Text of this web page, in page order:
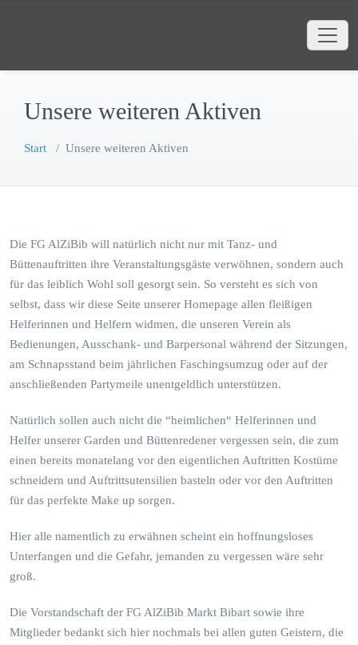
Webauftritt der Faschingsgesellschaft
AlZiBib Markt Bibart e.V.
Unsere weiteren Aktiven
Start / Unsere weiteren Aktiven
Die FG AlZiBib will natürlich nicht nur mit Tanz- und
Büttenauftritten ihre Veranstaltungsgäste verwöhnen, sondern auch
für das leiblich Wohl soll gesorgt sein. So versteht es sich von
selbst, dass wir diese Seite unserer Homepage allen fleißigen
Helferinnen und Helfern widmen, die unseren Verein als
Bedienungen, Ausschank- und Barpersonal während der Sitzungen,
am Schnapsstand beim jährlichen Faschingsumzug oder auf der
anschließenden Partymeile unentgeldlich unterstützen.
Natürlich sollen auch nicht die “heimlichen“ Helferinnen und
Helfer unserer Garden und Büttenredener vergessen sein, die zum
einen bereits monatelang vor den eigentlichen Auftritten Kostüme
schneidern und Auftrittsutensilien basteln oder vor den Auftritten
für das perfekte Make up sorgen.
Hier alle namentlich zu erwähnen scheint ein hoffnungsloses
Unterfangen und die Gefahr, jemanden zu vergessen wäre sehr
groß.
Die Vorstandschaft der FG AlZiBib Markt Bibart sowie ihre
Mitglieder bedankt sich hier nochmals bei allen guten Geistern, die